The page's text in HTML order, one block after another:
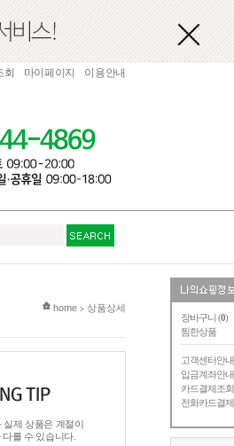
장바구니 (0)
찜한상품
고객센터안내
입금계좌안내
카드결제조회
전화카드결제
회 마이페이지 이용안내
현재 위치
home > 상품상세
실제 상품은 계절이
를 수 있습니다.